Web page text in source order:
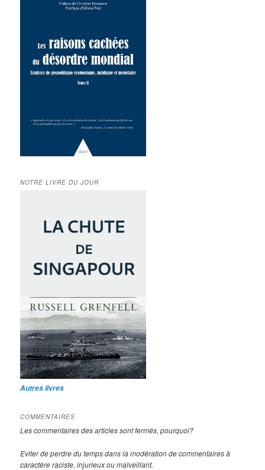
NOTRE LIVRE DU JOUR
Autres livres
COMMENTAIRES
Les commentaires des articles sont fermés, pourquoi?
Eviter de perdre du temps dans la modération de commentaires à
caractère raciste, injurieux ou malveillant.